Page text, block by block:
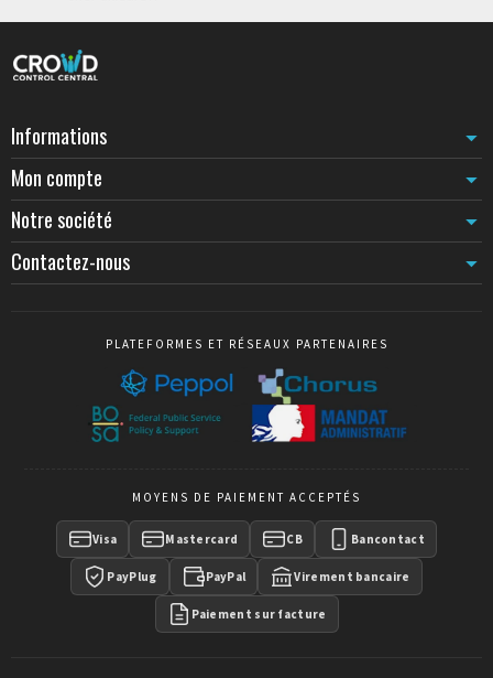
Informations
Mon compte
Notre société
Contactez-nous
PLATEFORMES ET RÉSEAUX PARTENAIRES
MOYENS DE PAIEMENT ACCEPTÉS
Visa Mastercard CB Bancontact
PayPlug PayPal Virement bancaire
Paiement sur facture